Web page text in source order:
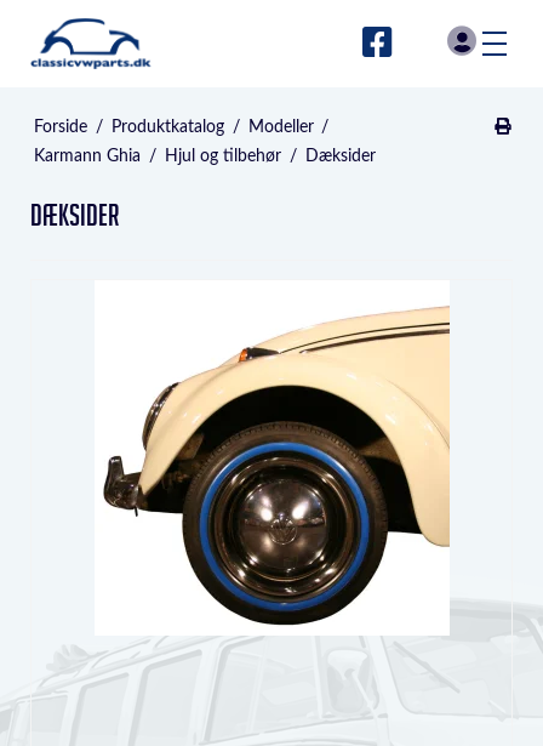
Forside / Produktkatalog / Modeller /
Karmann Ghia
/ Hjul og tilbehør / Dæksider
Dæksider